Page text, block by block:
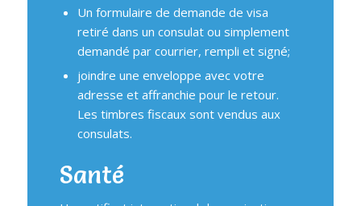
Un formulaire de demande de visa
retiré dans un consulat ou simplement
demandé par courrier, rempli et signé;
joindre une enveloppe avec votre
adresse et affranchie pour le retour.
Les timbres fiscaux sont vendus aux
consulats.
Santé